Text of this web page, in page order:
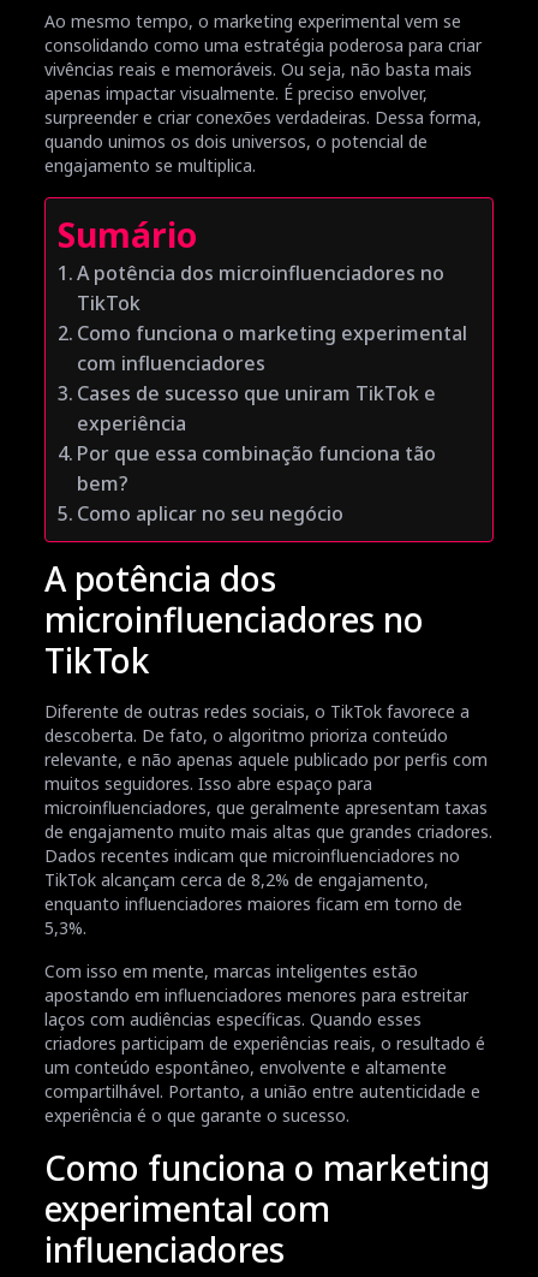
Ao mesmo tempo, o marketing experimental vem se
consolidando como uma estratégia poderosa para criar
vivências reais e memoráveis. Ou seja, não basta mais
apenas impactar visualmente. É preciso envolver,
surpreender e criar conexões verdadeiras. Dessa forma,
quando unimos os dois universos, o potencial de
engajamento se multiplica.
Sumário
A potência dos microinfluenciadores no
TikTok
Como funciona o marketing experimental
com influenciadores
Cases de sucesso que uniram TikTok e
experiência
Por que essa combinação funciona tão
bem?
Como aplicar no seu negócio
A potência dos
microinfluenciadores no
TikTok
Diferente de outras redes sociais, o TikTok favorece a
descoberta. De fato, o algoritmo prioriza conteúdo
relevante, e não apenas aquele publicado por perfis com
muitos seguidores. Isso abre espaço para
microinfluenciadores, que geralmente apresentam taxas
de engajamento muito mais altas que grandes criadores.
Dados recentes indicam que microinfluenciadores no
TikTok alcançam cerca de 8,2% de engajamento,
enquanto influenciadores maiores ficam em torno de
5,3%.
Com isso em mente, marcas inteligentes estão
apostando em influenciadores menores para estreitar
laços com audiências específicas. Quando esses
criadores participam de experiências reais, o resultado é
um conteúdo espontâneo, envolvente e altamente
compartilhável. Portanto, a união entre autenticidade e
experiência é o que garante o sucesso.
Como funciona o marketing
experimental com
influenciadores